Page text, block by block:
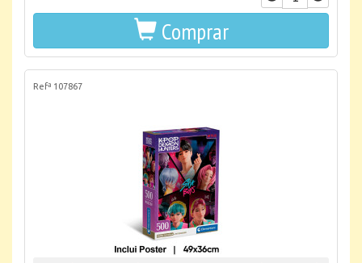
Comprar
Refª 107867